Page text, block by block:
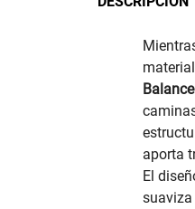
Balance
aporta
El
suaviza